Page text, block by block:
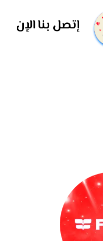
إتصل بنا الإن